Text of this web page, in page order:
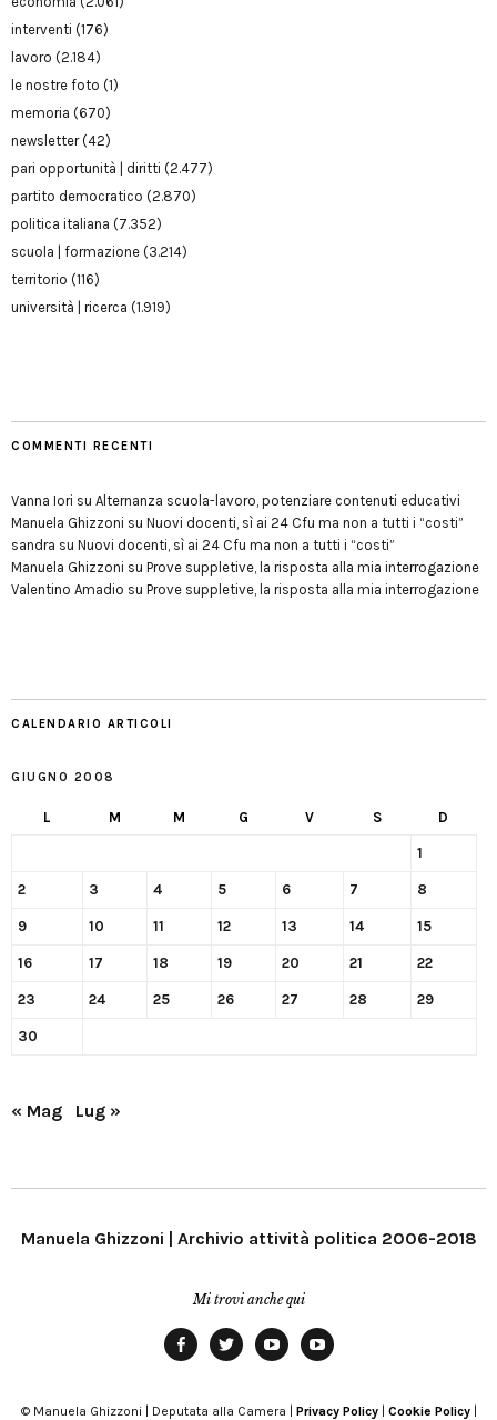
interventi (176)
lavoro (2.184)
le nostre foto (1)
memoria (670)
newsletter(42)
pari opportunità | diritti (2.477)
partito democratico (2.870)
politica italiana (7.352)
scuola | formazione (3.214)
territorio (116)
università | ricerca (1.919)
COMMENTI RECENTI
Vanna Iori su Alternanza scuola-lavoro, potenziare contenuti educativi
Manuela Ghizzoni su Nuovi docenti, sì ai 24 Cfu ma non a tutti i “costi”
sandra su Nuovi docenti, sì ai 24 Cfu ma non a tutti i “costi”
Manuela Ghizzoni su Prove suppletive, la risposta alla mia interrogazione
Valentino Amadio su Prove suppletive, la risposta alla mia interrogazione
CALENDARIO ARTICOLI
GIUGNO 2008
L M M G V S D
1
2 3 4 5 6 7 8
9 10 11 12 13 14 15
16 17 18 19 20 21 22
23 24 25 26 27 28 29
30
« Mag Lug »
Manuela Ghizzoni | Archivio attività politica 2006-2018
Mi trovi anche qui
Modena
© Manuela Ghizzoni | Deputata alla Camera | Privacy Policy| Cookie Policy|